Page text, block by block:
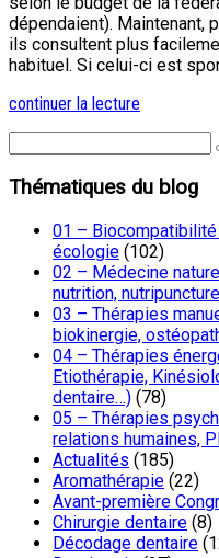
dépendaient). Maintenant,
ils consultent plus
habituel. Si celui-ci est
continuer la lecture
Thématiques du blog
01 – Biocompatibilité
écologie (102)
02 – Médecine
nutrition,
03 – Thérapies
biokinergie,
04 – Thérapies
Etiothérapie,
dentaire…) (78)
05 – Thérapies
relations humaines,
Actualités (185)
Aromathérapie (22)
Avant-première
Chirurgie dentaire (8)
Décodage dentaire